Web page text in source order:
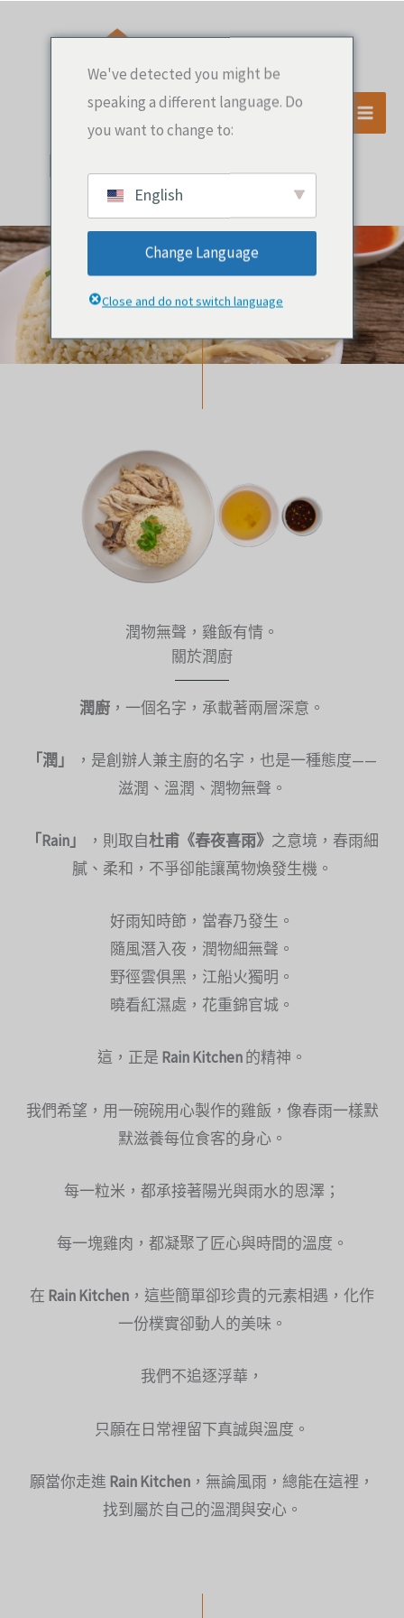
關於
潤物無聲，雞飯有情。
關於潤廚
潤廚 ，一個名字，承載著兩層深意。
「潤」
，是創辦人兼主廚的名字，也是一種態度——
滋潤、溫潤、潤物無聲。
「Rain」 ，則取自杜甫《春夜喜雨》 之意境，春雨細
膩、柔和，不爭卻能讓萬物煥發生機。
好雨知時節，當春乃發生。
隨風潛入夜，潤物細無聲。
野徑雲俱黑，江船火獨明。
曉看紅濕處，花重錦官城。
這，正是 Rain Kitchen的精神。
我們希望，用一碗碗用心製作的雞飯，像春雨一樣默
默滋養每位食客的身心。
每一粒米，都承接著陽光與雨水的恩澤；
每一塊雞肉，都凝聚了匠心與時間的溫度。
在 Rain Kitchen ，這些簡單卻珍貴的元素相遇，化作
一份樸實卻動人的美味。
我們不追逐浮華，
只願在日常裡留下真誠與溫度。
願當你走進 Rain Kitchen ，無論風雨，總能在這裡，
找到屬於自己的溫潤與安心。
We've detected you might be
speaking a different language. Do
you want to change to:
English
Change Language
Close and do not switch language